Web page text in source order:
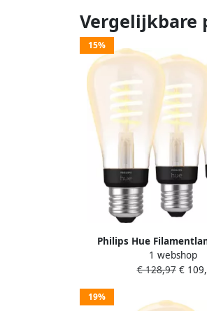
Vergelijkbare
15%
Philips Hue
Ambiance Edison E27
1 webshop
€ 128,97€
19%